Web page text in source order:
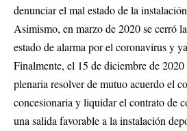
denunciar el mal estado de la
Asimismo, en marzo de 2020 se cerró
estado de alarma por el coronavirus y
Finalmente, el 15 de diciembre de 2020
plenaria resolver de mutuo acuerdo el
concesionaria y liquidar el contrato de
una salida favorable a la instalación